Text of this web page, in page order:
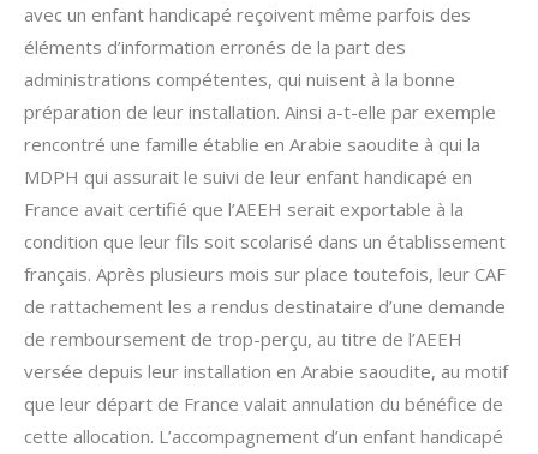
avec un enfant handicapé reçoivent même parfois des
éléments d’information erronés de la part des
administrations compétentes, qui nuisent à la bonne
préparation de leur installation. Ainsi a-t-elle par exemple
rencontré une famille établie en Arabie saoudite à qui la
MDPH qui assurait le suivi de leur enfant handicapé en
France avait certifié que l’AEEH serait exportable à la
condition que leur fils soit scolarisé dans un établissement
français. Après plusieurs mois sur place toutefois, leur CAF
de rattachement les a rendus destinataire d’une demande
de remboursement de trop-perçu, au titre de l’AEEH
versée depuis leur installation en Arabie saoudite, au motif
que leur départ de France valait annulation du bénéfice de
cette allocation. L’accompagnement d’un enfant handicapé